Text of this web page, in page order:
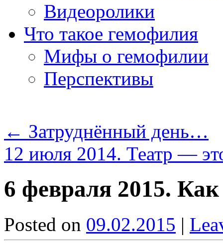
Видеоролики
Что такое гемофилия
Мифы о гемофилии
Перспективы
← Затруднённый день…
12 июля 2014. Театр —
6 февраля 2015.
Posted on 09.02.2015 |